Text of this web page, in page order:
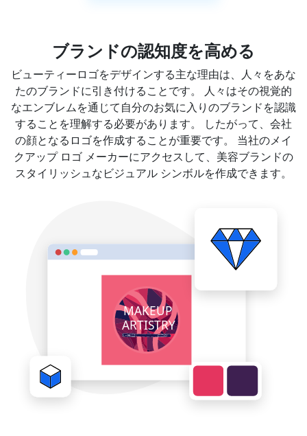
ブランドの認知度を高める
ビューティーロゴをデザインする主な理由は、人々をあな
たのブランドに引き付けることです。 人々はその視覚的
なエンブレムを通じて自分のお気に入りのブランドを認識
することを理解する必要があります。 したがって、会社
の顔となるロゴを作成することが重要です。 当社のメイ
クアップ ロゴ メーカーにアクセスして、美容ブランドの
スタイリッシュなビジュアル シンボルを作成できます。